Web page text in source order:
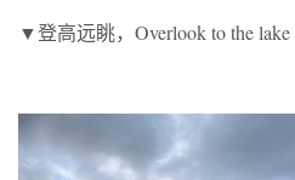
▼登高远眺，Overlook to the lake